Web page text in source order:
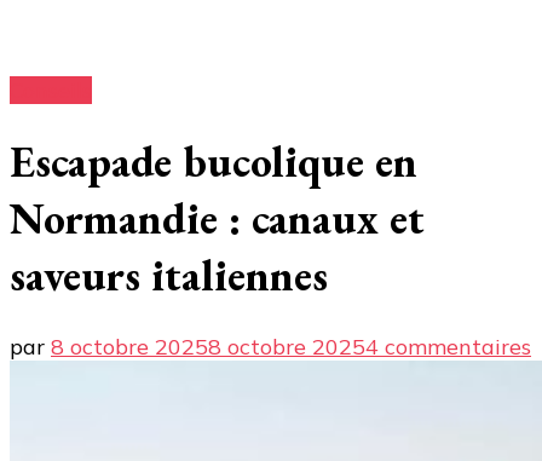
Escapade bucolique en
Normandie : canaux et
saveurs italiennes
par 8 octobre 20258 octobre 20254 commentaires